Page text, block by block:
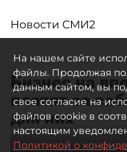
Новости СМИ2
Бизнес на
платят за
для них
На нашем сайте
файлы. Продолжая
данным сайтом, вы
свое согласие на
файлов cookie в
настоящим
Политикой о